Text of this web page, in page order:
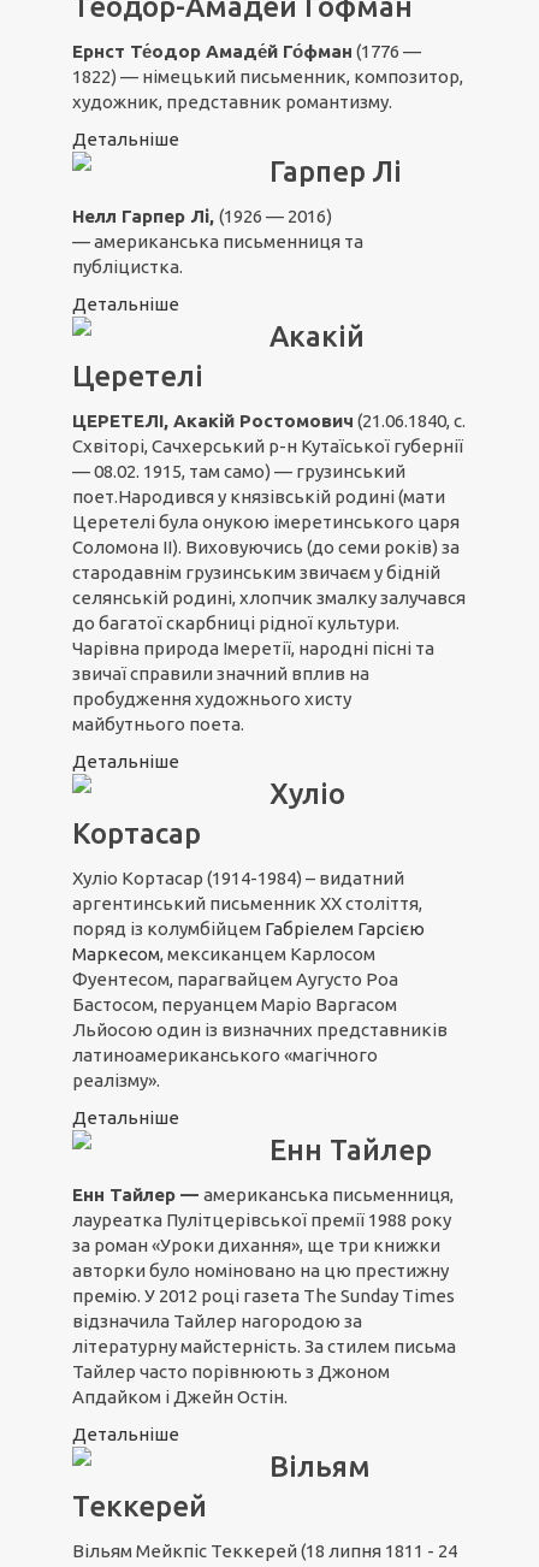
Теодор-Амадей Гофман
Ернст Те́одор Амаде́й Го́фман (1776 —
1822) — німецький письменник, композитор,
художник, представник романтизму.
Детальніше
Гарпер Лі
Нелл Гарпер Лі, (1926 — 2016)
— американська письменниця та
публіцистка.
Детальніше
Акакій
Церетелі
ЦЕРЕТЕЛІ, Акакій Ростомович (21.06.1840, с.
Схвіторі, Сачхерський р-н Кутаїської губернії
— 08.02. 1915, там само) — грузинський
поет.Народився у князівській родині (мати
Церетелі була онукою імеретинського царя
Соломона II). Виховуючись (до семи років) за
стародавнім грузинським звичаєм у бідній
селянській родині, хлопчик змалку залучався
до багатої скарбниці рідної культури.
Чарівна природа Імеретії, народні пісні та
звичаї справили значний вплив на
пробудження художнього хисту
майбутнього поета.
Детальніше
Хуліо
Кортасар
Хуліо Кортасар (1914-1984) – видатний
аргентинський письменник ХХ століття,
поряд із колумбійцем Габріелем Гарсією
Маркесом, мексиканцем Карлосом
Фуентесом, парагвайцем Аугусто Роа
Бастосом, перуанцем Маріо Варгасом
Льйосою один із визначних представників
латиноамериканського «магічного
реалізму».
Детальніше
Енн Тайлер
Енн Тайлер — американська письменниця,
лауреатка Пулітцерівської премії 1988 року
за роман «Уроки дихання», ще три книжки
авторки було номіновано на цю престижну
премію. У 2012 році газета The Sunday Times
відзначила Тайлер нагородою за
літературну майстерність. За стилем письма
Тайлер часто порівнюють з Джоном
Апдайком і Джейн Остін.
Детальніше
Вільям
Теккерей
Вільям Мейкпіс Теккерей (18 липня 1811 - 24